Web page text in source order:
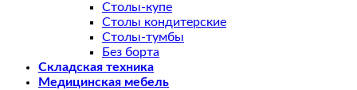
Столы-купе
Столы кондитерские
Столы-тумбы
Без борта
Складская техника
Медицинская мебель